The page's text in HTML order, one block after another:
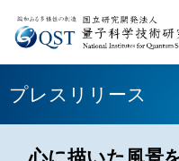
プレスリリース